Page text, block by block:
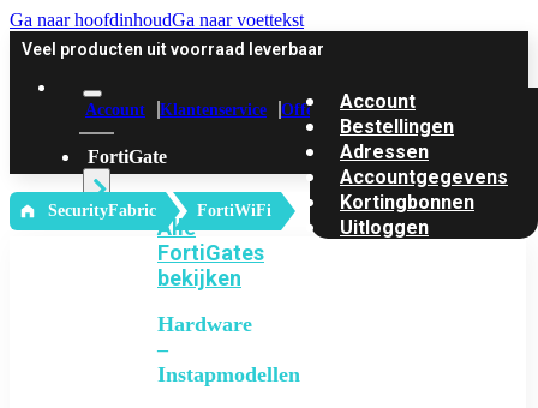
Ga naar hoofdinhoudGa naar voettekst
Veel producten uit voorraad leverbaar
Account Klantenservice Offerte
FortiGate
Alle
FortiGates
bekijken
Hardware
–
Instapmodellen
Account
Bestellingen
Adressen
Accountgegevens
Kortingbonnen
Uitloggen
‎ SecurityFabric FortiWiFi